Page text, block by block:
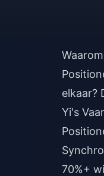
elkaar?
Yi's
70%+